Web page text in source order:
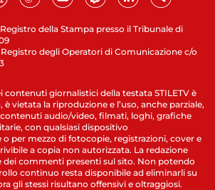
della Stampa presso il Tribunale di
degli Operatori di Comunicazione c/o
contenuti giornalistici della testata STILETV è
vietata la riproduzione e l’uso, anche parziale,
audio/video, filmati, loghi, grafiche
con qualsiasi dispositivo
per mezzo di fotocopie, registrazioni, cover e
a copia non autorizzata. La redazione
dei commenti presenti sul sito. Non potendo
continuo resta disponibile ad eliminarli su
gli stessi risultano offensivi e oltraggiosi.